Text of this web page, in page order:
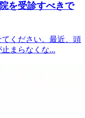
を受診すべきで
ください。最近、頭
まらなくな...